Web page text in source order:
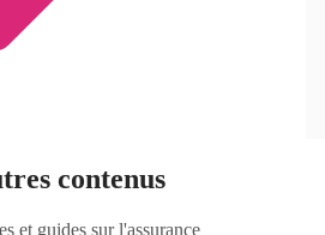
contenus
et guides sur l'assurance